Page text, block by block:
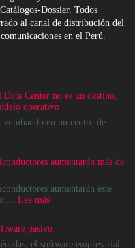
Dossier. Todos
al canal de distribución del
en el Perú.
Center no es un destino,
operativo
zumbando en un centro de
aumentarán más de
aumentarán este
Lee más:
por
semiconductores
pasivo
el software empresarial